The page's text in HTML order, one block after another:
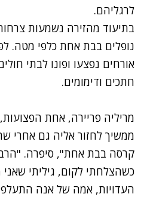
לרגליהם.
בתיעוד מהזירה נשמעות
אורחים נפצעו ופונו לבתי
חתכים ודימומים.
נסה
מריליה פריירה, אחת
ממשיך לחזור אליה גם אחרי
קרסה בבת אחת", סיפרה.
כשהצלחתי לקום, גיליתי
העדויות, אמה של אנה